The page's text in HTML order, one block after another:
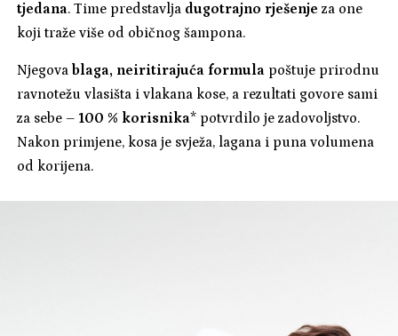
tjedana. Time predstavlja dugotrajno rješenje za one
koji traže više od običnog šampona.
Njegova blaga, neiritirajuća formula poštuje prirodnu
ravnotežu vlasišta i vlakana kose, a rezultati govore sami
za sebe – 100 % korisnika* potvrdilo je zadovoljstvo.
Nakon primjene, kosa je svježa, lagana i puna volumena
od korijena.